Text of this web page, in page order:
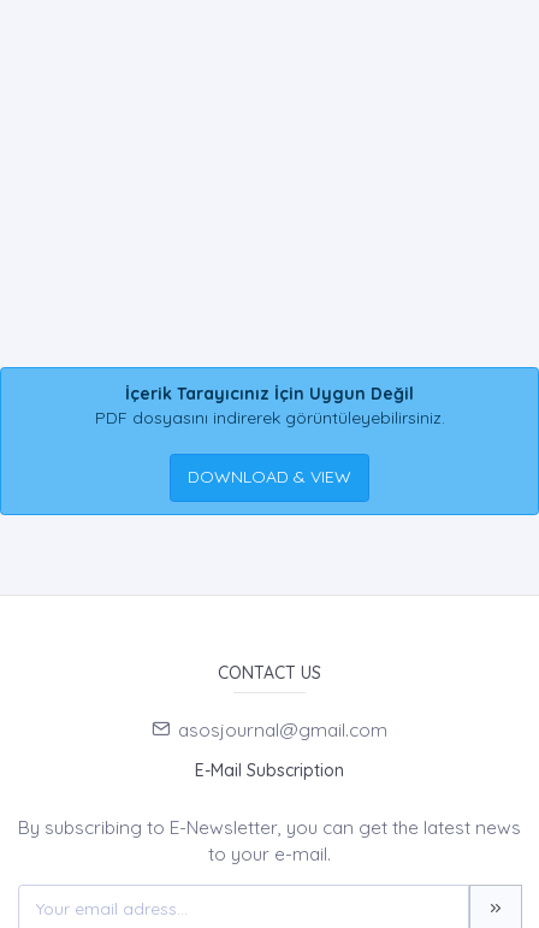
İçerik Tarayıcınız İçin Uygun Değil
PDF dosyasını indirerek görüntüleyebilirsiniz.
DOWNLOAD & VIEW
CONTACT US
asosjournal@gmail.com
E-Mail Subscription
By subscribing to E-Newsletter, you can get the latest news
to your e-mail.